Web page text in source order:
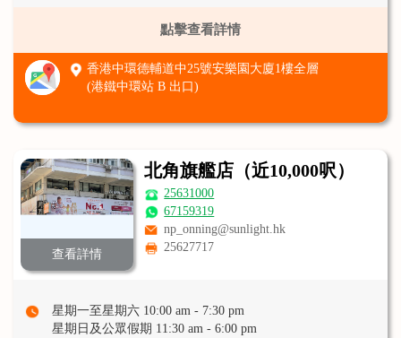
點擊查看詳情
香港中環德輔道中25號安樂園大廈1樓全層
(港鐵中環站 B 出口)
查看詳情
北角旗艦店（近10,000呎）
25631000
67159319
np_onning@sunlight.hk
25627717
星期一至星期六 10:00 am - 7:30 pm
星期日及公眾假期 11:30 am - 6:00 pm